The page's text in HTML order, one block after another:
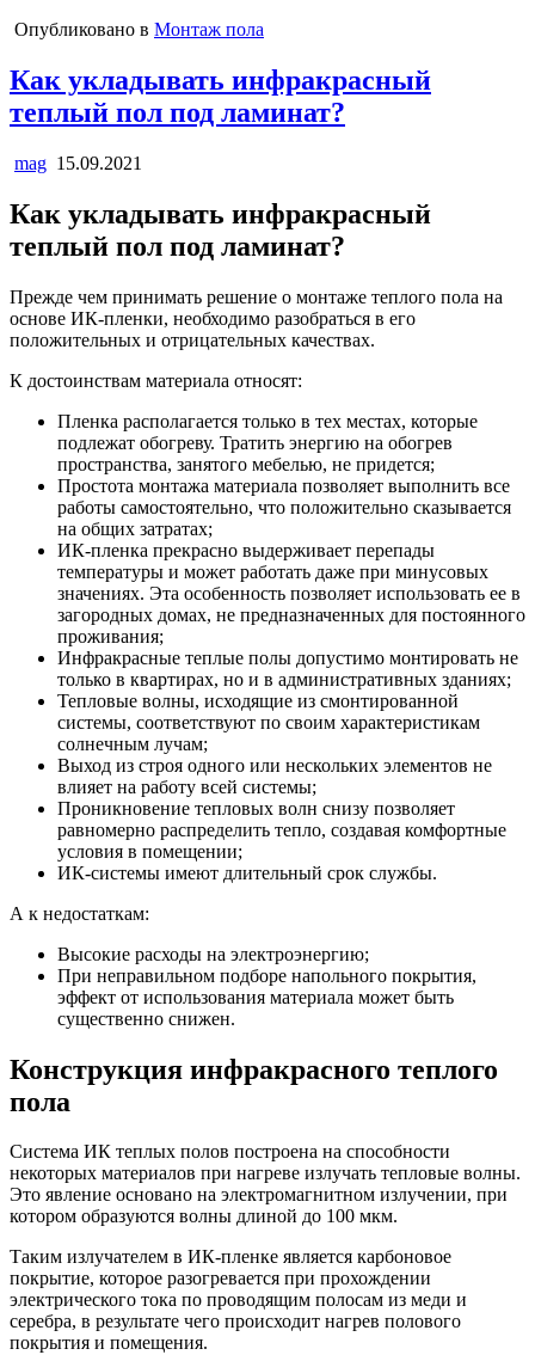
Опубликовано в Монтаж пола
Как укладывать инфракрасный
теплый пол под ламинат?
mag 15.09.2021
Как укладывать инфракрасный
теплый пол под ламинат?
Прежде чем принимать решение о монтаже теплого пола на
основе ИК-пленки, необходимо разобраться в его
положительных и отрицательных качествах.
К достоинствам материала относят:
Пленка располагается только в тех местах, которые
подлежат обогреву. Тратить энергию на обогрев
пространства, занятого мебелью, не придется;
Простота монтажа материала позволяет выполнить все
работы самостоятельно, что положительно сказывается
на общих затратах;
ИК-пленка прекрасно выдерживает перепады
температуры и может работать даже при минусовых
значениях. Эта особенность позволяет использовать ее в
загородных домах, не предназначенных для постоянного
проживания;
Инфракрасные теплые полы допустимо монтировать не
только в квартирах, но и в административных зданиях;
Тепловые волны, исходящие из смонтированной
системы, соответствуют по своим характеристикам
солнечным лучам;
Выход из строя одного или нескольких элементов не
влияет на работу всей системы;
Проникновение тепловых волн снизу позволяет
равномерно распределить тепло, создавая комфортные
условия в помещении;
ИК-системы имеют длительный срок службы.
А к недостаткам:
Высокие расходы на электроэнергию;
При неправильном подборе напольного покрытия,
эффект от использования материала может быть
существенно снижен.
Конструкция инфракрасного теплого
пола
Система ИК теплых полов построена на способности
некоторых материалов при нагреве излучать тепловые волны.
Это явление основано на электромагнитном излучении, при
котором образуются волны длиной до 100 мкм.
Таким излучателем в ИК-пленке является карбоновое
покрытие, которое разогревается при прохождении
электрического тока по проводящим полосам из меди и
серебра, в результате чего происходит нагрев полового
покрытия и помещения.